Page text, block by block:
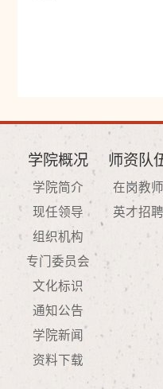
学院概况
学院简介
现任领导
组织机构
专门委员会
文化标识
通知公告
学院新闻
资料下载
师资队
在岗教师
英才招聘